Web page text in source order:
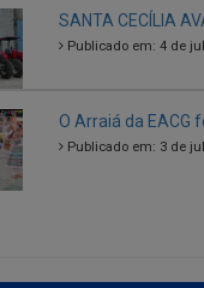
O Arraiá da EACG
Publicado em: 3 de